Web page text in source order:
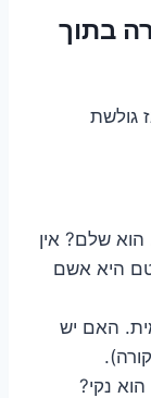
בתוך
גולשת
שלם? אין
היא אשם
האם יש
נקי?